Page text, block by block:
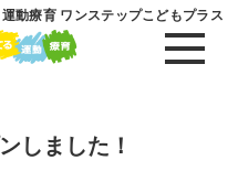
動療育 ワンステップこどもプラス
しました！